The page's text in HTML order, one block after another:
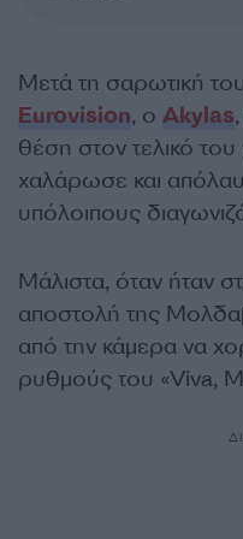
Μετά τη σαρωτική
Eurovision, ο Akylas
θέση στον τελικό
χαλάρωσε και
υπόλοιπους
Μάλιστα, όταν ήταν
αποστολή της
από την κάμερα να
ρυθμούς του «Viva,